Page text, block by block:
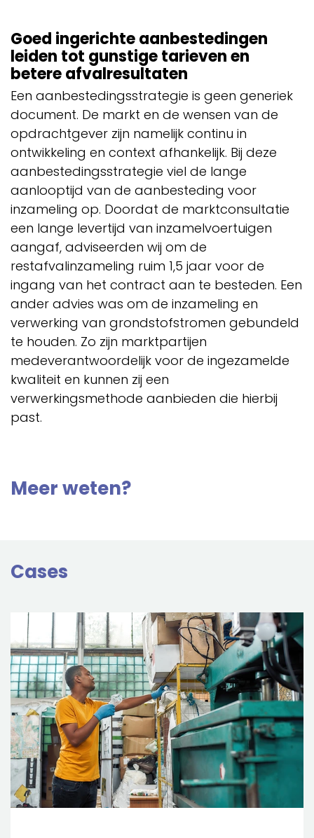
Goed ingerichte aanbestedingen
leiden tot gunstige tarieven en
betere afvalresultaten
Een aanbestedingsstrategie is geen generiek
document. De markt en de wensen van de
opdrachtgever zijn namelijk continu in
ontwikkeling en context afhankelijk. Bij deze
aanbestedingsstrategie viel de lange
aanlooptijd van de aanbesteding voor
inzameling op. Doordat de marktconsultatie
een lange levertijd van inzamelvoertuigen
aangaf, adviseerden wij om de
restafvalinzameling ruim 1,5 jaar voor de
ingang van het contract aan te besteden. Een
ander advies was om de inzameling en
verwerking van grondstofstromen gebundeld
te houden. Zo zijn marktpartijen
medeverantwoordelijk voor de ingezamelde
kwaliteit en kunnen zij een
verwerkingsmethode aanbieden die hierbij
past.
Meer weten?
Cases